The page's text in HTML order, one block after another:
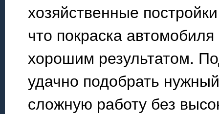
хозяйственные
что покраска
хорошим результатом.
удачно подобрать
сложную работу без